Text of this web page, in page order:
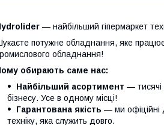
— найбільший гіпермаркет
потужне обладнання, яке
обладнання!
обирають саме нас:
Найбільший асортимент — тисячі
бізнесу. Усе в одному місці!
Гарантована якість — ми офіційні
техніку, яка служить довго.